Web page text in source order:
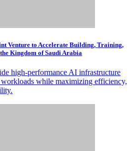
Venture to Accelerate Building, Training,
Kingdom of Saudi Arabia
high-performance AI infrastructure
while maximizing efficiency,